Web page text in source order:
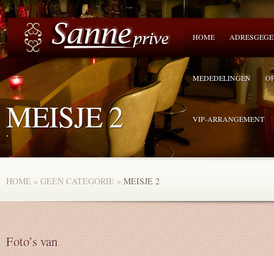
HOME
MEDEDELINGEN
VIP-ARRANGEMENT
MEISJE 2
.
HOME » GEEN CATEGORIE » MEISJE 2
Foto’s van